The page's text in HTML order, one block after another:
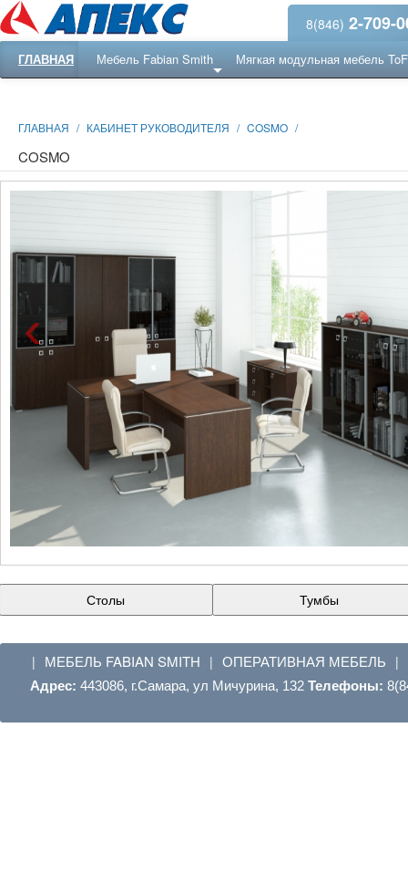
8(846) 2-709-
ГЛАВНАЯ Мебель Fabian Smith Мягкая модульная мебель
ГЛАВНАЯ / КАБИНЕТ РУКОВОДИТЕЛЯ / COSMO /
COSMO
‹
Столы Тумбы
| МЕБЕЛЬ FABIAN SMITH | ОПЕРАТИВНАЯ МЕБЕЛЬ |
Адрес: 443086, г.Самара, ул Мичурина, 132 Телефоны: